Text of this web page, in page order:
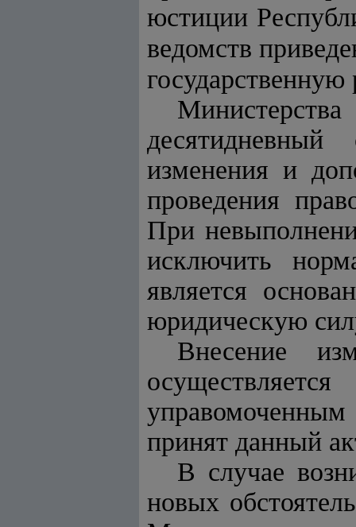
юстиции
ведомств
государственную
изменения и
проведения
При
исключить
является
юридическую
Внесение
принят данный
В случае
новых